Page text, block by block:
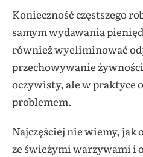
Konieczność częstszego
samym wydawania
również wyeliminować
przechowywanie
oczywisty, ale w praktyce
problemem.
Najczęściej nie wiemy, jak
ze świeżymi warzywami i